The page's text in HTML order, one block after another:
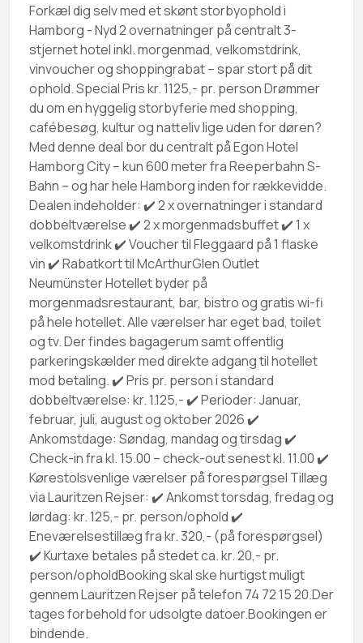
Forkæl dig selv med et skønt storbyophold i
Hamborg - Nyd 2 overnatninger på centralt 3-
stjernet hotel inkl. morgenmad, velkomstdrink,
vinvoucher og shoppingrabat – spar stort på dit
ophold. Special Pris kr. 1125,- pr. person Drømmer
du om en hyggelig storbyferie med shopping,
cafébesøg, kultur og natteliv lige uden for døren?
Med denne deal bor du centralt på Egon Hotel
Hamborg City – kun 600 meter fra Reeperbahn S-
Bahn – og har hele Hamborg inden for rækkevidde.
Dealen indeholder: ✔️ 2 x overnatninger i standard
dobbeltværelse ✔️ 2 x morgenmadsbuffet ✔️ 1 x
velkomstdrink ✔️ Voucher til Fleggaard på 1 flaske
vin ✔️ Rabatkort til McArthurGlen Outlet
Neumünster Hotellet byder på
morgenmadsrestaurant, bar, bistro og gratis wi-fi
på hele hotellet. Alle værelser har eget bad, toilet
og tv. Der findes bagagerum samt offentlig
parkeringskælder med direkte adgang til hotellet
mod betaling. ✔️ Pris pr. person i standard
dobbeltværelse: kr. 1.125,- ✔️ Perioder: Januar,
februar, juli, august og oktober 2026 ✔️
Ankomstdage: Søndag, mandag og tirsdag ✔️
Check-in fra kl. 15.00 – check-out senest kl. 11.00 ✔️
Kørestolsvenlige værelser på forespørgsel Tillæg
via Lauritzen Rejser: ✔️ Ankomst torsdag, fredag og
lørdag: kr. 125,- pr. person/ophold ✔️
Eneværelsestillæg fra kr. 320,- (på forespørgsel)
✔️ Kurtaxe betales på stedet ca. kr. 20,- pr.
person/opholdBooking skal ske hurtigst muligt
gennem Lauritzen Rejser på telefon 74 72 15 20.Der
tages forbehold for udsolgte datoer.Bookingen er
bindende.